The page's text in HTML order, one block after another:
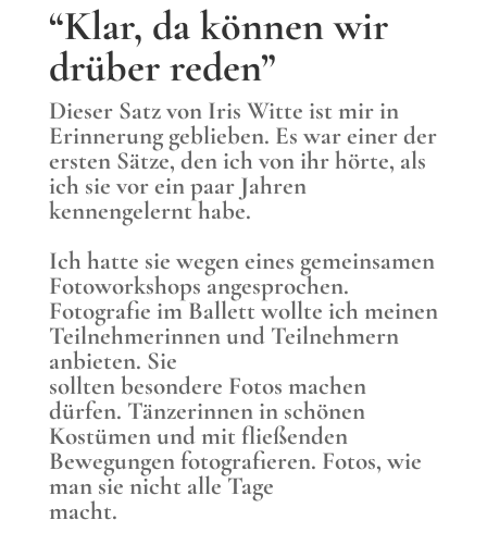
“Klar, da können wir
drüber reden”
Dieser Satz von Iris Witte ist mir in
Erinnerung geblieben. Es war einer der
ersten Sätze, den ich von ihr hörte, als
ich sie vor ein paar Jahren
kennengelernt habe.
Ich hatte sie wegen eines gemeinsamen
Fotoworkshops angesprochen.
Fotografie im Ballett wollte ich meinen
Teilnehmerinnen und Teilnehmern
anbieten. Sie
sollten besondere Fotos machen
dürfen. Tänzerinnen in schönen
Kostümen und mit fließenden
Bewegungen fotografieren. Fotos, wie
man sie nicht alle Tage
macht.